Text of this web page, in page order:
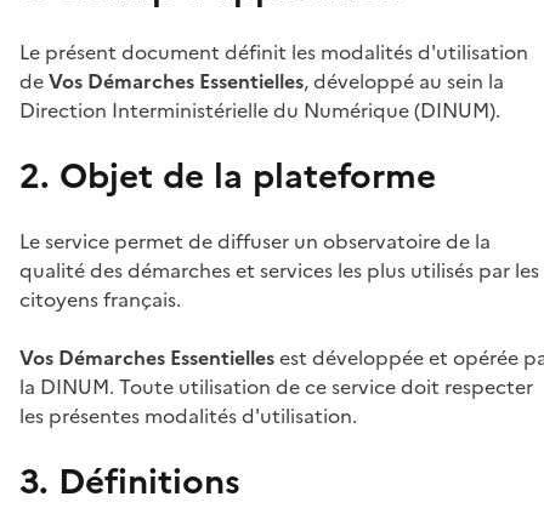
Le présent document définit les modalités d'utilisation
deVos Démarches Essentielles, développé au sein la
Direction Interministérielle du Numérique (DINUM).
2. Objet de la plateforme
Le service permet de diffuser un observatoire de la
qualité des démarches et services les plus utilisés par les
citoyens français.
Vos Démarches Essentiellesest développée et opérée
la DINUM. Toute utilisation de ce service doit respecter
les présentes modalités d'utilisation.
3. Définitions